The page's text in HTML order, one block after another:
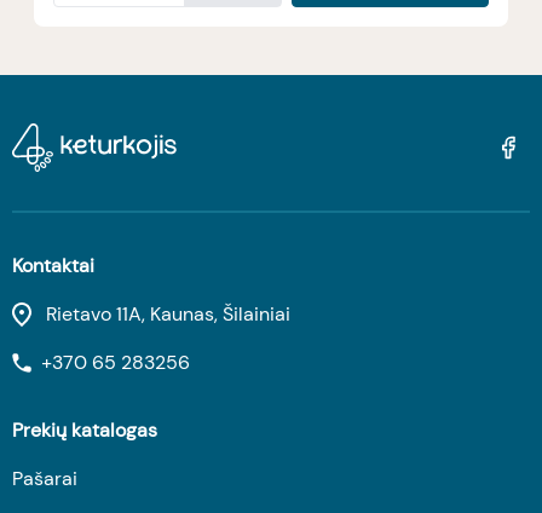
Kontaktai
Rietavo 11A, Kaunas, Šilainiai
+370 65 283256
Prekių katalogas
Pašarai